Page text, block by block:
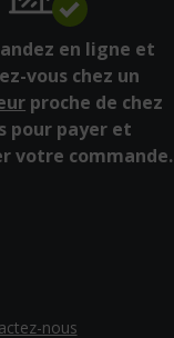
en ligne et
vous chez un
proche de chez
pour payer et
votre commande.
nous